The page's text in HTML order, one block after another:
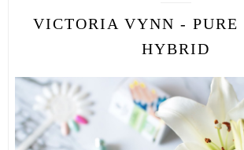
VICTORIA VYNN - PURE
HYBRID